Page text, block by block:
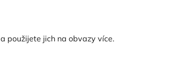
použijete jich na obvazy více.